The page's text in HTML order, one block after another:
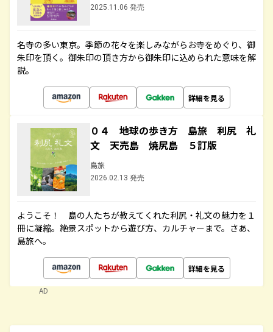
2025.11.06 発売
名寺の多い東京。季節の花々を楽しみながらお寺をめぐり、御
朱印を頂く。御朱印の頂き方から御朱印に込められた意味を解
説。
詳細を見る
０４ 地球の歩き方 島旅 利尻 礼
文 天売島 焼尻島 ５訂版
島旅
2026.02.13 発売
ようこそ！ 島の人たちが教えてくれた利尻・礼文の魅力を１
冊に凝縮。絶景スポットから遊び方、カルチャーまで。さあ、
島旅へ。
詳細を見る
AD